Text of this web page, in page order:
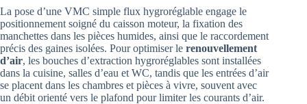
La pose d’une VMC simple flux hygroréglable engage le
positionnement soigné du caisson moteur, la fixation des
manchettes dans les pièces humides, ainsi que le raccordement
précis des gaines isolées. Pour optimiser le renouvellement
d’air, les bouches d’extraction hygroréglables sont installées
dans la cuisine, salles d’eau et WC, tandis que les entrées d’air
se placent dans les chambres et pièces à vivre, souvent avec
un débit orienté vers le plafond pour limiter les courants d’air.